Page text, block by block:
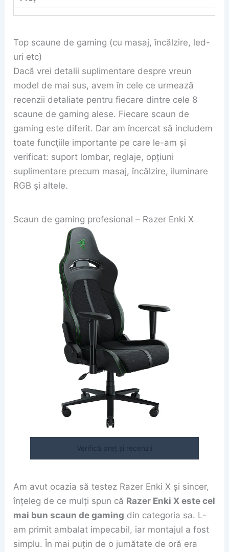
Top scaune de gaming (cu masaj, încălzire, led-
uri etc)
Dacă vrei detalii suplimentare despre vreun
model de mai sus, avem în cele ce urmează
recenzii detaliate pentru fiecare dintre cele 8
scaune de gaming alese. Fiecare scaun de
gaming este diferit. Dar am încercat să includem
toate funcţiile importante pe care le-am și
verificat: suport lombar, reglaje, opțiuni
suplimentare precum masaj, încălzire, iluminare
RGB şi altele.
Scaun de gaming profesional – Razer Enki X
Verifică preț și recenzii
Am avut ocazia să testez Razer Enki X și sincer,
înțeleg de ce mulți spun că Razer Enki X este cel
mai bun scaun de gaming din categoria sa. L-
am primit ambalat impecabil, iar montajul a fost
simplu. În mai puțin de o jumătate de oră era